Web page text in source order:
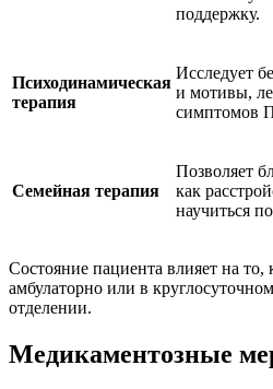
поддержку.
Психодинамическая
терапия
Исследует
и мотивы,
симптомов
Семейная терапия
Позволяет
как
научиться
Состояние пациента влияет на то,
амбулаторно или в
отделении.
Медикаментозные